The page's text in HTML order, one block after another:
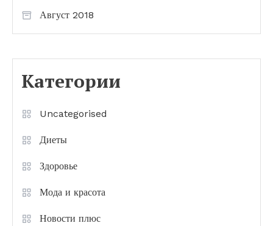
Август 2018
Категории
Uncategorised
Диеты
Здоровье
Мода и красота
Новости плюс